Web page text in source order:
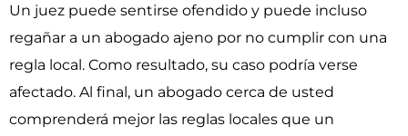
Un juez puede sentirse ofendido y puede incluso
regañar a un abogado ajeno por no cumplir con una
regla local. Como resultado, su caso podría verse
afectado. Al final, un abogado cerca de usted
comprenderá mejor las reglas locales que un